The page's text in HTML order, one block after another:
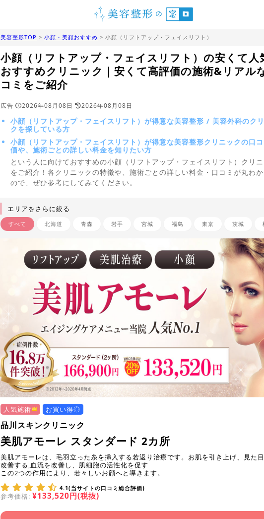
美容整形TOP > 小顔・美顔おすすめ > 小顔（リフトアップ・フェイスリフト）
小顔（リフトアップ・フェイスリフト）の安くて人
おすすめクリニック｜安くて高評価の施術&リアル
コミをご紹介
広告 2026年08月08日 2026年08月08日
小顔（リフトアップ・フェイスリフト）が得意な美容整形 / 美容外科のク
クを探している方
小顔（リフトアップ・フェイスリフト）が得意な美容整形クリニックの口
価や、施術ごとの詳しい料金を知りたい方
という人に向けておすすめの小顔（リフトアップ・フェイスリフト）クリニ
をご紹介！各クリニックの特徴や、施術ごとの詳しい料金・口コミが丸わ
ので、ぜひ参考にしてみてください。
エリアをさらに絞る
すべて 北海道 青森 岩手 宮城 福島 東京 茨城
人気施術 お買い得◎
品川スキンクリニック
美肌アモーレ スタンダード 2カ所
美肌アモーレは、毛羽立った糸を挿入する若返り治療です。お肌を引き上げ、見た
改善する,血流を改善し、肌細胞の活性化を促す
この2つの作用により、若々しいお顔へと導きます。
4.1(当サイトの口コミ総合評価)
参考価格: ¥133,520円(税抜)